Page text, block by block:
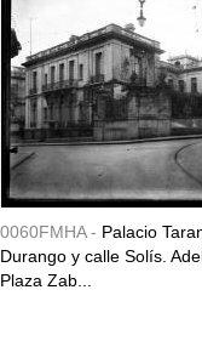
0060FMHA - Palacio
Durango y calle Solís.
Plaza Zab...